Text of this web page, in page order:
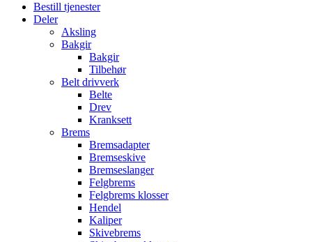
Bestill tjenester
Deler
Aksling
Bakgir
Bakgir
Tilbehør
Belt drivverk
Belte
Drev
Kranksett
Brems
Bremsadapter
Bremseskive
Bremseslanger
Felgbrems
Felgbrems klosser
Hendel
Kaliper
Skivebrems